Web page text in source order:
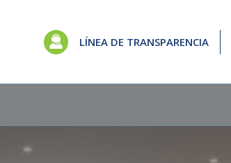
LÍNEA DE TRANSPARENCIA